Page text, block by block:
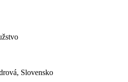
Slovensko